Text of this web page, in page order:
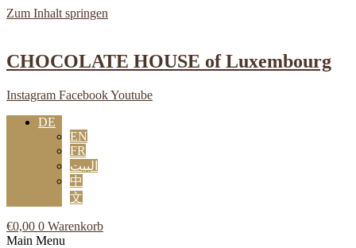
Zum Inhalt springen
CHOCOLATE HOUSE of Luxembourg
Instagram FacebookYoutube
DE
EN
FR
البيت
中
文
€0,00 0 Warenkorb
Main Menu